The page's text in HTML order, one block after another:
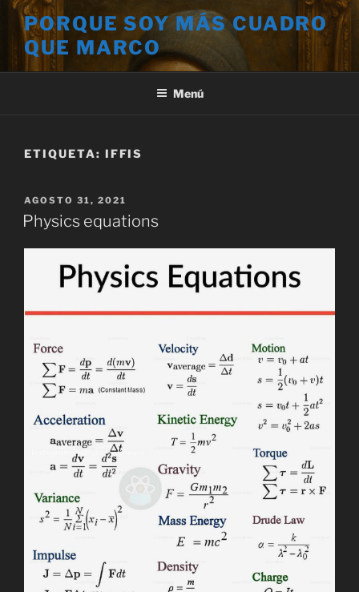
Saltar
contenido
PORQUE SOY MÁS CUADRO
QUE MARCO
Menú
ETIQUETA: IFFIS
PUBLICADO
EL
AGOSTO 31, 2021
Physics equations